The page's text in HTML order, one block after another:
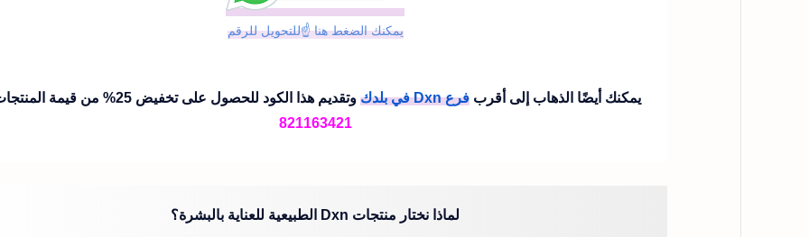
يمكنك الضغط هنا ☝للتحويل للرقم
يمكنك أيضًا الذهاب إلى أقرب فرع Dxn في بلدك
وتقديم هذا الكود للحصول على تخفيض 25% من قيمة المنتجات
821163421
لماذا نختار منتجات Dxn الطبيعية للعناية بالبشرة؟